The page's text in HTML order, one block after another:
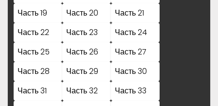
Часть 19
Часть 20
Часть 21
Часть 22
Часть 23
Часть 24
Часть 25
Часть 26
Часть 27
Часть 28
Часть 29
Часть 30
Часть 31
Часть 32
Часть 33